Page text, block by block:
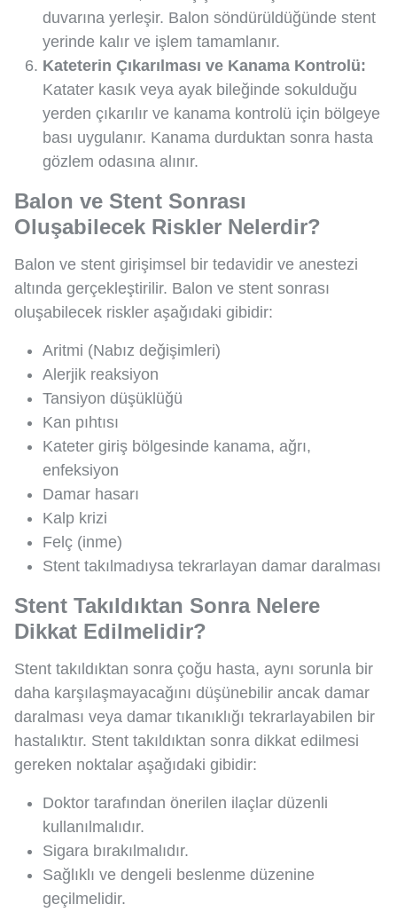
duvarına yerleşir. Balon söndürüldüğünde stent
yerinde kalır ve işlem tamamlanır.
Kateterin Çıkarılması ve Kanama Kontrolü:
Katater kasık veya ayak bileğinde sokulduğu
yerden çıkarılır ve kanama kontrolü için bölgeye
bası uygulanır. Kanama durduktan sonra hasta
gözlem odasına alınır.
Balon ve Stent Sonrası
Oluşabilecek Riskler Nelerdir?
Balon ve stent girişimsel bir tedavidir ve anestezi
altında gerçekleştirilir. Balon ve stent sonrası
oluşabilecek riskler aşağıdaki gibidir:
Aritmi (Nabız değişimleri)
Alerjik reaksiyon
Tansiyon düşüklüğü
Kan pıhtısı
Kateter giriş bölgesinde kanama, ağrı,
enfeksiyon
Damar hasarı
Kalp krizi
Felç (inme)
Stent takılmadıysa tekrarlayan damar daralması
Stent Takıldıktan Sonra Nelere
Dikkat Edilmelidir?
Stent takıldıktan sonra çoğu hasta, aynı sorunla bir
daha karşılaşmayacağını düşünebilir ancak damar
daralması veya damar tıkanıklığı tekrarlayabilen bir
hastalıktır. Stent takıldıktan sonra dikkat edilmesi
gereken noktalar aşağıdaki gibidir:
Doktor tarafından önerilen ilaçlar düzenli
kullanılmalıdır.
Sigara bırakılmalıdır.
Sağlıklı ve dengeli beslenme düzenine
geçilmelidir.